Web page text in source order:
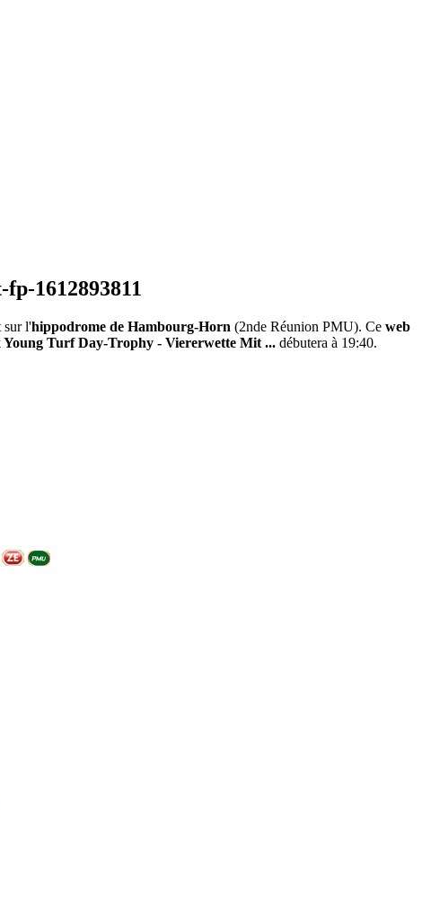
sur l'hippodrome de Hambourg-Horn (2nde Réunion PMU). Ce web
Young Turf Day-Trophy - Viererwette Mit ... débutera à 19:40.